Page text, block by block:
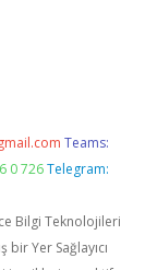
Teams:
0 726 Telegram:
Bilgi Teknolojileri
Yer Sağlayıcı